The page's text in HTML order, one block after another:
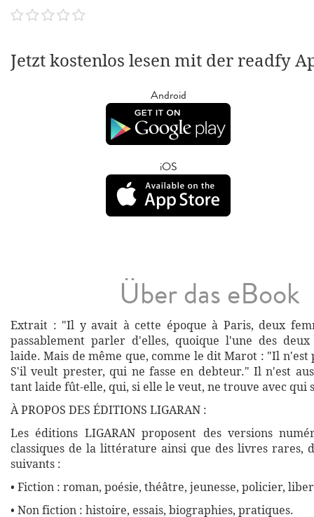
Jetzt kostenlos lesen mit der readfy
Android
iOS
Über das eBook
Extrait : "Il y avait à cette époque à Paris, deux
passablement parler d'elles, quoique l'une des
laide. Mais de même que, comme le dit Marot : "Il n'est
S'il veult prester, qui ne fasse en debteur." Il n'est
tant laide fût-elle, qui, si elle le veut, ne trouve avec qui
À PROPOS DES ÉDITIONS LIGARAN :
Les éditions LIGARAN proposent des versions
classiques de la littérature ainsi que des livres rares,
suivants :
• Fiction : roman, poésie, théâtre, jeunesse, policier,
• Non fiction : histoire, essais, biographies, pratiques.